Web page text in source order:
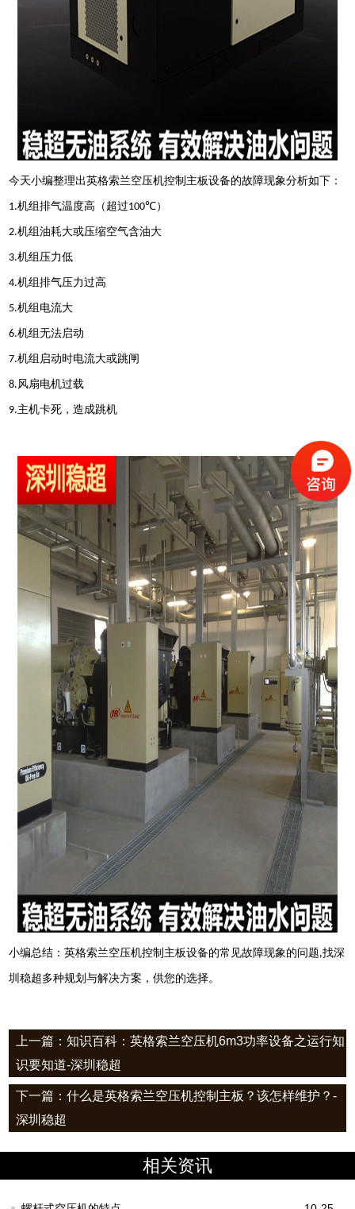
今天小编整理出英格索兰空压机控制主板设备的故障现象分析如下：
1.机组排气温度高（超过100℃）
2.机组油耗大或压缩空气含油大
3.机组压力低
4.机组排气压力过高
5.机组电流大
6.机组无法启动
7.机组启动时电流大或跳闸
8.风扇电机过载
9.主机卡死，造成跳机
小编总结：英格索兰空压机控制主板设备的常见故障现象的问题,找深
圳稳超多种规划与解决方案，供您的选择。
上一篇：知识百科：英格索兰空压机6m3功率设备之运行知
识要知道-深圳稳超
下一篇：什么是英格索兰空压机控制主板？该怎样维护？-
深圳稳超
相关资讯